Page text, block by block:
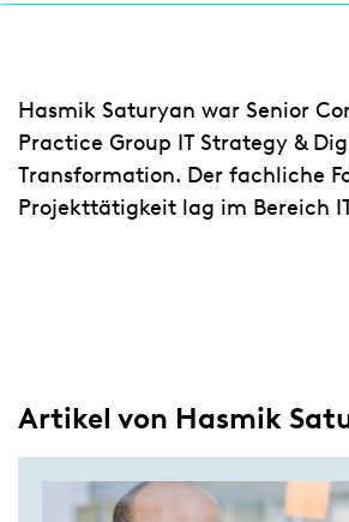
Hasmik Saturyan war Senior
Practice Group IT Strategy &
Transformation. Der fachliche
Projekttätigkeit lag im Bereich
Artikel von Hasmik